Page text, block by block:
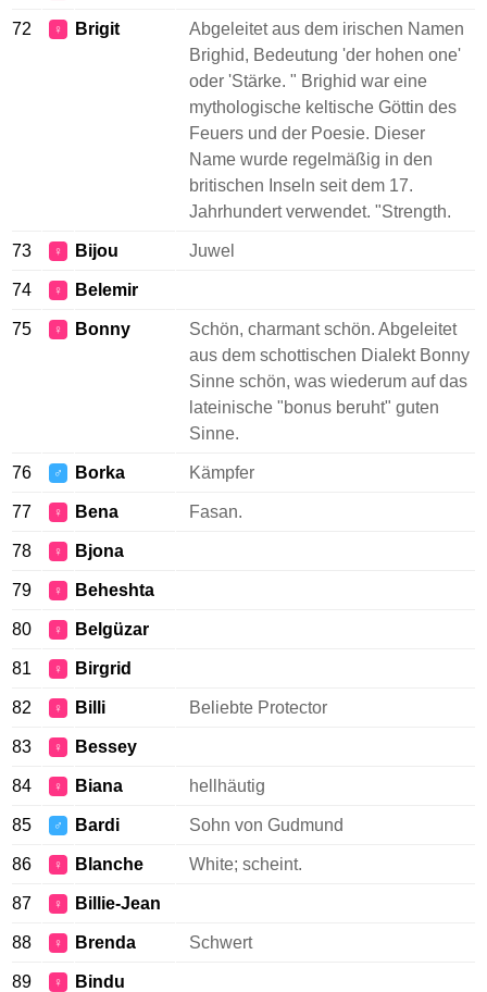
72 ♀ Brigit
Abgeleitet aus dem irischen Namen
Brighid, Bedeutung 'der hohen one'
oder 'Stärke. " Brighid war eine
mythologische keltische Göttin des
Feuers und der Poesie. Dieser
Name wurde regelmäßig in den
britischen Inseln seit dem 17.
Jahrhundert verwendet. "Strength.
73 ♀ Bijou Juwel
74 ♀ Belemir
75 ♀ Bonny
Schön, charmant schön. Abgeleitet
aus dem schottischen Dialekt Bonny
Sinne schön, was wiederum auf das
lateinische "bonus beruht" guten
Sinne.
76 ♂ Borka Kämpfer
77 ♀ Bena Fasan.
78 ♀ Bjona
79 ♀ Beheshta
80 ♀ Belgüzar
81 ♀ Birgrid
82 ♀ Billi Beliebte Protector
83 ♀ Bessey
84 ♀ Biana hellhäutig
85 ♂ Bardi Sohn von Gudmund
86 ♀ Blanche White; scheint.
87 ♀ Billie-Jean
88 ♀ Brenda Schwert
89 ♀ Bindu